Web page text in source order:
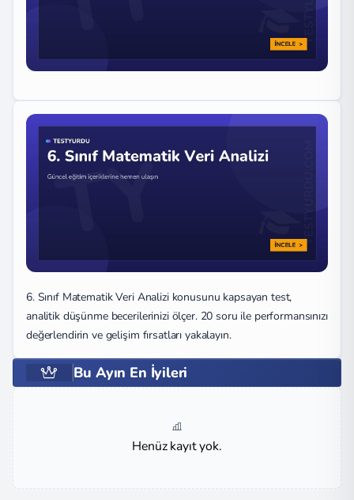
6. Sınıf Matematik Veri Analizi konusunu kapsayan test,
analitik düşünme becerilerinizi ölçer. 20 soru ile performansınızı
değerlendirin ve gelişim fırsatları yakalayın.
Bu Ayın En İyileri
Henüz kayıt yok.